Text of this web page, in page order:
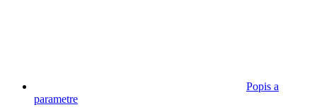
Popis a
parametre